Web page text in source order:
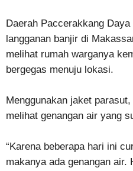
Daerah Paccerakkang
langganan banjir di
melihat rumah warganya
bergegas menuju lokasi.
Menggunakan jaket
melihat genangan air yang
“Karena beberapa hari ini
makanya ada genangan